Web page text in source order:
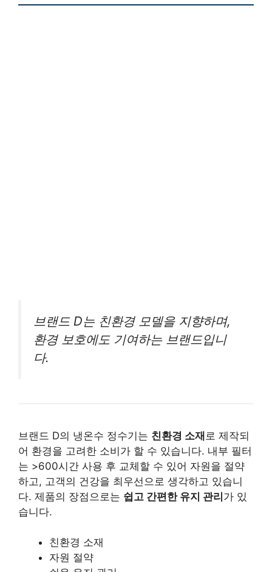
브랜드 D는 친환경 모델을 지향하며,
환경 보호에도 기여하는 브랜드입니
다.
브랜드 D의 냉온수 정수기는 친환경 소재 로 제작되
어 환경을 고려한 소비가 할 수 있습니다. 내부 필터
는 >600시간 사용 후 교체할 수 있어 자원을 절약
하고, 고객의 건강을 최우선으로 생각하고 있습니
다. 제품의 장점으로는 쉽고 간편한 유지 관리가 있
습니다.
친환경 소재
자원 절약